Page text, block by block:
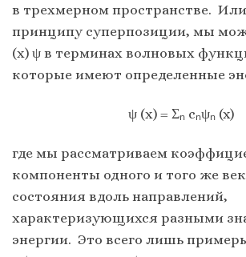
в трехмерном пространстве.
принципу суперпозиции, мы
(x) ψ в терминах волновых
которые имеют определенные
ψ (x) = Σₙ cₙψₙ (x)
где мы рассматриваем
компоненты одного и того же
состояния вдоль направлений,
характеризующихся разными
энергии. Это всего лишь